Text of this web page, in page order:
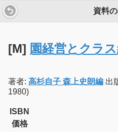
資料
[M] 園経営とクラ
著者: 高杉自子 森上史朗編 出
1980)
ISBN
価格